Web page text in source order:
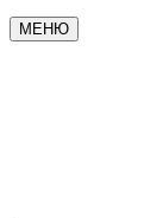
МЕНЮ